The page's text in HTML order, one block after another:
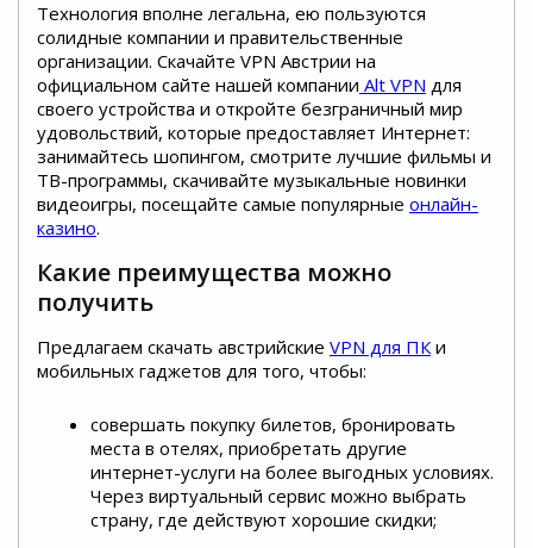
Технология вполне легальна, ею пользуются
солидные компании и правительственные
организации. Скачайте VPN Австрии на
официальном сайте нашей компании Alt VPN для
своего устройства и откройте безграничный мир
удовольствий, которые предоставляет Интернет:
занимайтесь шопингом, смотрите лучшие фильмы и
ТВ-программы, скачивайте музыкальные новинки
видеоигры, посещайте самые популярные онлайн-
казино.
Какие преимущества можно
получить
Предлагаем скачать австрийские VPN для ПКи
мобильных гаджетов для того, чтобы:
совершать покупку билетов, бронировать
места в отелях, приобретать другие
интернет-услуги на более выгодных условиях.
Через виртуальный сервис можно выбрать
страну, где действуют хорошие скидки;